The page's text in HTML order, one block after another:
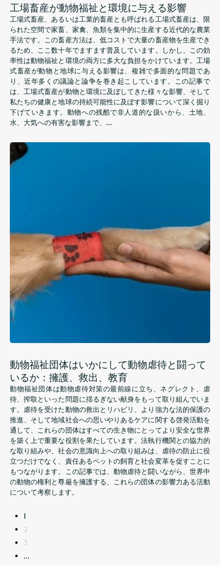
工場畜産が動物福祉と環境に与える影響
工場式畜産、あるいは工業的畜産とも呼ばれる工場式畜産は、限
られた空間で家畜、家禽、魚類を集中的に生産する近代的な農業
手法です。この畜産方法は、低コストで大量の畜産物を生産でき
るため、ここ数十年でますます普及しています。しかし、この効
率性は動物福祉と環境の両方に多大な負担をかけています。工場
式畜産が動物と地球に与える影響は、複雑で多面的な問題であ
り、近年多くの議論と論争を巻き起こしています。この記事で
は、工場式畜産が動物と環境に及ぼしてきた様々な影響、そして
私たちの健康と地球の持続可能性に及ぼす影響について深く掘り
下げていきます。動物への残酷で非人道的な扱いから、土地、
水、大気への有害な影響まで、…
動物福祉団体はいかにして動物虐待と闘って
いるか：擁護、救出、教育
動物福祉団体は動物虐待対策の最前線に立ち、ネグレクト、虐
待、搾取といった問題に揺るぎない献身をもって取り組んでいま
す。虐待を受けた動物の救出とリハビリ、より強力な法的保護の
推進、そして地域社会への思いやりあるケアに関する啓発活動を
通して、これらの団体はすべての生き物にとってより安全な世界
を築く上で重要な役割を果たしています。法執行機関との協力的
な取り組みや、社会の意識向上への取り組みは、虐待の防止に役
立つだけでなく、責任あるペットの飼育と社会変革を促すことに
もつながります。この記事では、動物虐待と闘いながら、世界中
の動物の権利と尊厳を擁護する、これらの団体の影響力ある活動
について考察します。
1
2
3
…